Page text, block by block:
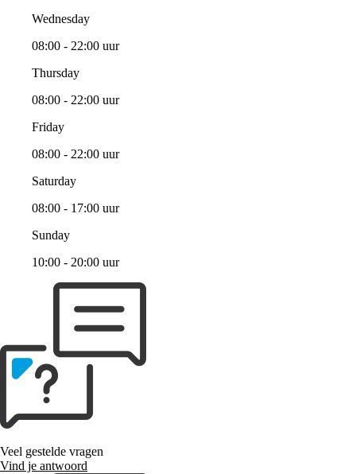
Wednesday
08:00 - 22:00 uur
Thursday
08:00 - 22:00 uur
Friday
08:00 - 22:00 uur
Saturday
08:00 - 17:00 uur
Sunday
10:00 - 20:00 uur
Veel gestelde vragen
Vind je antwoord